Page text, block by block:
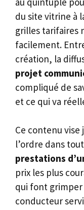
du site vitrine à
grilles tarifaires
facilement.
création, la
projet
compliqué de
et ce qui va
Ce contenu
l’ordre dans
prestations
prix les plus
qui font grimper
conducteur